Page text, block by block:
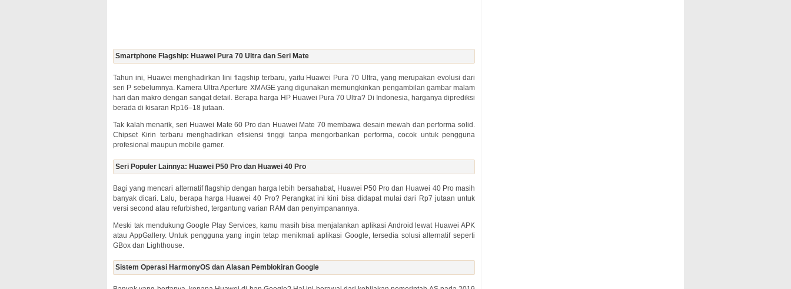
Smartphone Flagship: Huawei Pura 70 Ultra dan Seri Mate
Tahun ini, Huawei menghadirkan lini flagship terbaru, yaitu Huawei Pura 70 Ultra, yang merupakan evolusi dari
seri P sebelumnya. Kamera Ultra Aperture XMAGE yang digunakan memungkinkan pengambilan gambar malam
hari dan makro dengan sangat detail. Berapa harga HP Huawei Pura 70 Ultra? Di Indonesia, harganya diprediksi
berada di kisaran Rp16–18 jutaan.
Tak kalah menarik, seri Huawei Mate 60 Pro dan Huawei Mate 70 membawa desain mewah dan performa solid.
Chipset Kirin terbaru menghadirkan efisiensi tinggi tanpa mengorbankan performa, cocok untuk pengguna
profesional maupun mobile gamer.
Seri Populer Lainnya: Huawei P50 Pro dan Huawei 40 Pro
Bagi yang mencari alternatif flagship dengan harga lebih bersahabat, Huawei P50 Pro dan Huawei 40 Pro masih
banyak dicari. Lalu, berapa harga Huawei 40 Pro? Perangkat ini kini bisa didapat mulai dari Rp7 jutaan untuk
versi second atau refurbished, tergantung varian RAM dan penyimpanannya.
Meski tak mendukung Google Play Services, kamu masih bisa menjalankan aplikasi Android lewat Huawei APK
atau AppGallery. Untuk pengguna yang ingin tetap menikmati aplikasi Google, tersedia solusi alternatif seperti
GBox dan Lighthouse.
Sistem Operasi HarmonyOS dan Alasan Pemblokiran Google